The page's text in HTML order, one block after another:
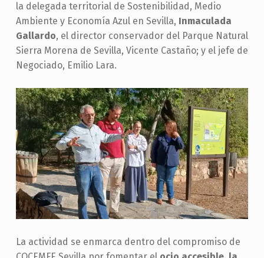
la delegada territorial de Sostenibilidad, Medio
Ambiente y Economía Azul en Sevilla, Inmaculada
Gallardo, el director conservador del Parque Natural
Sierra Morena de Sevilla, Vicente Castaño; y el jefe de
Negociado, Emilio Lara.
La actividad se enmarca dentro del compromiso de